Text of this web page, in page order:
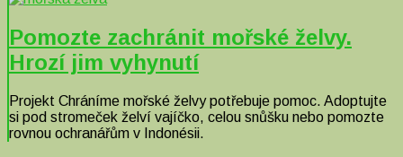
Pomozte zachránit mořské želvy.
Hrozí jim vyhynutí
Projekt Chráníme mořské želvy potřebuje pomoc. Adoptujte
si pod stromeček želví vajíčko, celou snůšku nebo pomozte
rovnou ochranářům v Indonésii.